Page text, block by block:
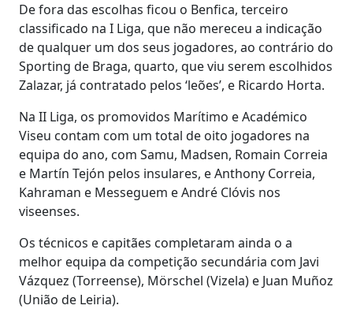
De fora das escolhas ficou o Benfica, terceiro
classificado na I Liga, que não mereceu a indicação
de qualquer um dos seus jogadores, ao contrário do
Sporting de Braga, quarto, que viu serem escolhidos
Zalazar, já contratado pelos ‘leões’, e Ricardo Horta.
Na II Liga, os promovidos Marítimo e Académico
Viseu contam com um total de oito jogadores na
equipa do ano, com Samu, Madsen, Romain Correia
e Martín Tejón pelos insulares, e Anthony Correia,
Kahraman e Messeguem e André Clóvis nos
viseenses.
Os técnicos e capitães completaram ainda o a
melhor equipa da competição secundária com Javi
Vázquez (Torreense), Mörschel (Vizela) e Juan Muñoz
(União de Leiria).